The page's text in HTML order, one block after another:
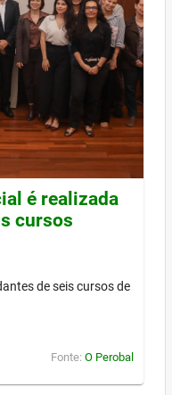
é realizada
cursos
de seis cursos de
Fonte: O Perobal